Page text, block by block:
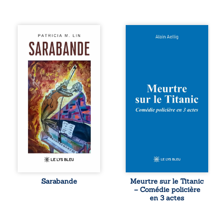
Aux chants
crépitants de l’été,
Sous le silence
ouaté de la neige
en hiver, Au cours
de nuits pâles,
Dans la clarté
bienveillante de la
lune, Rêves,
pensées, révoltes
et espoirs… Des
mots s’assemblent,
colorés, rebelles
aux règles de la
poésie, mais
chantant en
forment une
sarabande,
Sarabande
Et si le naufrage
en 1912, un
meurtre est
commis. Le drame
disparaît avec le
tard, la
l’épave fait
resurgir un secret
que l’on croyait
perdu. Dans un
Meurtre sur le Titanic
– Comédie policière
en 3 actes